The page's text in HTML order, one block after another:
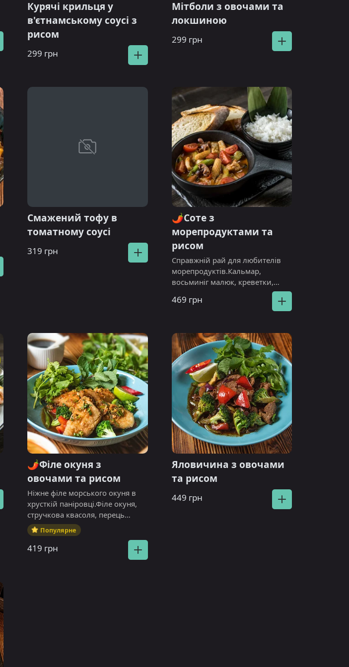
Курячі крильця у
в'єтнамському соусі з
рисом
299 грн
Мітболи з овочами та
локшиною
299 грн
Смажений тофу в
томатному соусі
319 грн
🌶️Соте з
морепродуктами та
рисом
Справжній рай для любителів
морепродуктів.Кальмар,
восьминіг малюк, креветки,
мідії, селера, броколі, квасоля
стручкова, соус на основі
469 грн
🌶️Філе окуня з
овочами та рисом
Ніжне філе морського окуня в
хрусткій паніровці.Філе окуня,
стручкова квасоля, перець
солодкий, цибуля синя, броколі.
Рис паровий.Алергени кінза,
рибний соус
Популярне
419 грн
Яловичина з овочами
та рисом
449 грн